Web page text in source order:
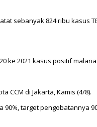
sebanyak 824 ribu kasus
ke 2021 kasus positif
CCM di Jakarta, Kamis (4/8).
target pengobatannya